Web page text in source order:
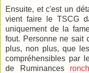
Ensuite, et c'est un
vient faire le TSCG
uniquement de la
fout. Personne ne sait
plus, non plus, que
compréhensibles par
de Ruminances